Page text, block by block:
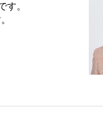
す。